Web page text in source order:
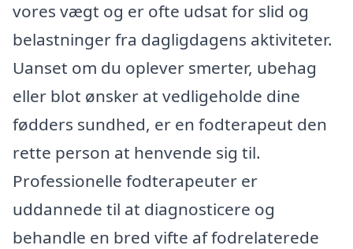
vores vægt og er ofte udsat for slid og
belastninger fra dagligdagens aktiviteter.
Uanset om du oplever smerter, ubehag
eller blot ønsker at vedligeholde dine
fødders sundhed, er en fodterapeut den
rette person at henvende sig til.
Professionelle fodterapeuter er
uddannede til at diagnosticere og
behandle en bred vifte af fodrelaterede